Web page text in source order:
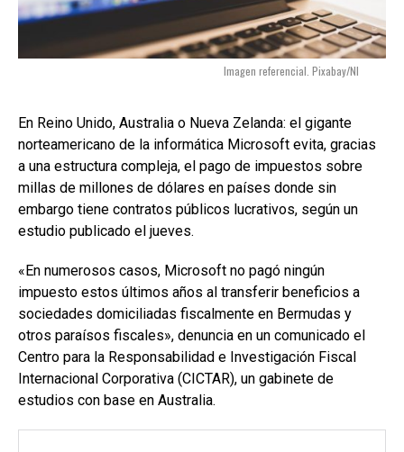
Imagen referencial. Pixabay/NI
En Reino Unido, Australia o Nueva Zelanda: el gigante
norteamericano de la informática Microsoft evita, gracias
a una estructura compleja, el pago de impuestos sobre
millas de millones de dólares en países donde sin
embargo tiene contratos públicos lucrativos, según un
estudio publicado el jueves.
«En numerosos casos, Microsoft no pagó ningún
impuesto estos últimos años al transferir beneficios a
sociedades domiciliadas fiscalmente en Bermudas y
otros paraísos fiscales», denuncia en un comunicado el
Centro para la Responsabilidad e Investigación Fiscal
Internacional Corporativa (CICTAR), un gabinete de
estudios con base en Australia.